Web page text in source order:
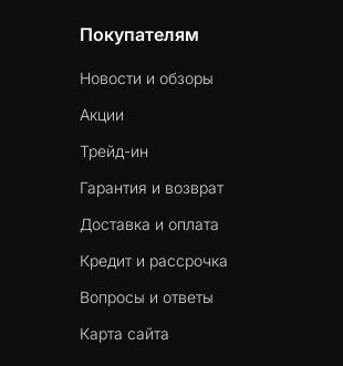
Покупателям
Новости и обзоры
Акции
Трейд-ин
Гарантия и возврат
Доставка и оплата
Кредит и рассрочка
Вопросы и ответы
Карта сайта